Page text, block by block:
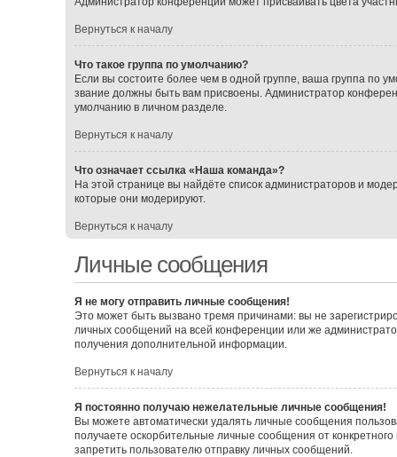
Вернуться к началу
Что такое группа по умолчанию?
Если вы состоите более чем в одной группе, ваша группа по
звание должны быть вам присвоены. Администратор
умолчанию в личном разделе.
Вернуться к началу
Что означает ссылка «Наша команда»?
На этой странице вы найдёте список администраторов и
которые они модерируют.
Вернуться к началу
Личные сообщения
Я не могу отправить личные сообщения!
Это может быть вызвано тремя причинами: вы не
личных сообщений на всей конференции или же
получения дополнительной информации.
Вернуться к началу
Я постоянно получаю нежелательные личные сообщения!
Вы можете автоматически удалять личные сообщения
получаете оскорбительные личные сообщения от
запретить пользователю отправку личных сообщений.